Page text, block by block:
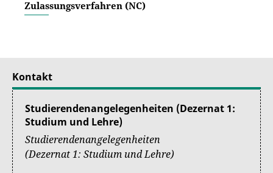
Zulassungsverfahren (NC)
Kontakt
Studierendenangelegenheiten (Dezernat 1:
Studium und Lehre)
Studierendenangelegenheiten
(Dezernat 1: Studium und Lehre)